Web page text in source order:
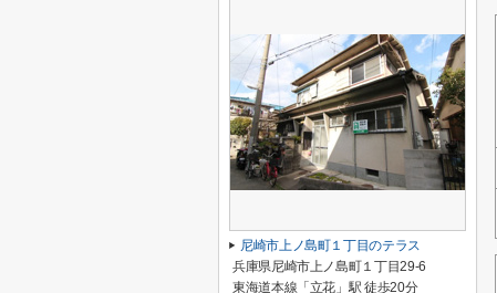
尼崎市上ノ島町１丁目のテラス
兵庫県尼崎市上ノ島町１丁目29-6
東海道本線「立花」駅 徒歩20分